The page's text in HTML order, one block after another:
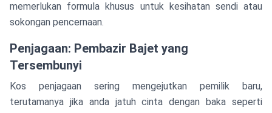
memerlukan formula khusus untuk kesihatan sendi atau
sokongan pencernaan.
Penjagaan: Pembazir Bajet yang
Tersembunyi
Kos penjagaan sering mengejutkan pemilik baru,
terutamanya jika anda jatuh cinta dengan baka seperti